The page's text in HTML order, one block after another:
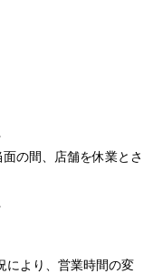
の間、店舗を休業とさ
により、営業時間の変